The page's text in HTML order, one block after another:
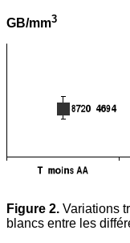
GB/mm3
Figure 2. Variations
blancs entre les